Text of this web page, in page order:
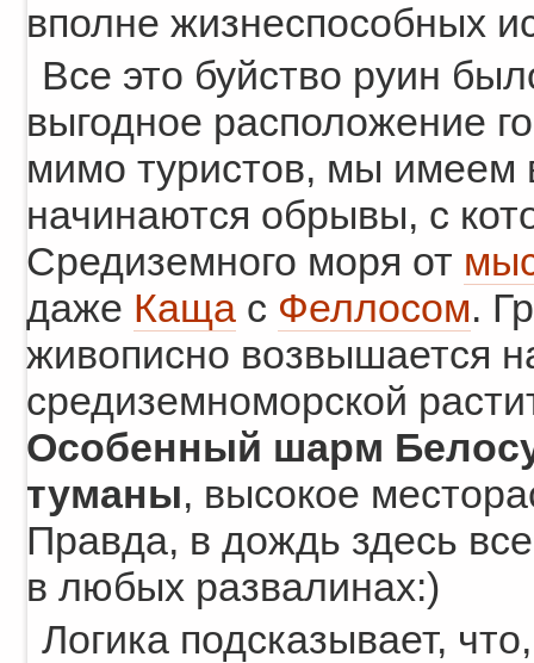
вполне жизнеспособных
Все это буйство руин
выгодное расположение
мимо туристов, мы имеем
начинаются обрывы, с
Средиземного моря от
даже Каща с Феллосом.
живописно возвышается
средиземноморской
Особенный шарм
туманы, высокое
Правда, в дождь здесь
в любых развалинах:)
Логика подсказывает,